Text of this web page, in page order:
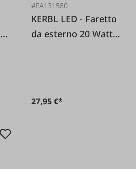
#FA131580
KERBL LED - Faretto
da esterno 20 Watt
27,95 €*